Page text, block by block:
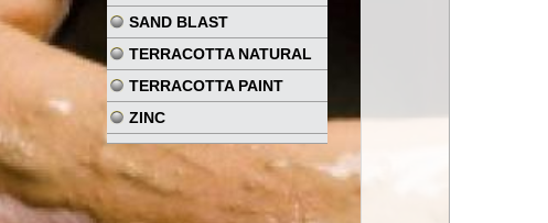
SAND BLAST
TERRACOTTA NATURAL
TERRACOTTA PAINT
ZINC